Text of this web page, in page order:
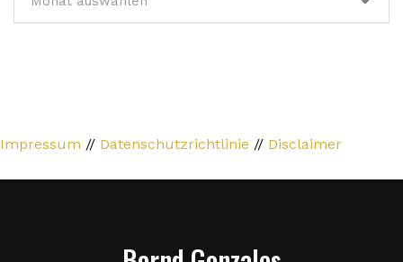
Impressum // Datenschutzrichtlinie // Disclaimer